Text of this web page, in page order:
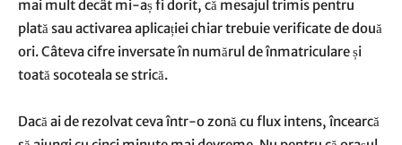
mai mult decât mi-aș fi dorit, că mesajul trimis pentru
plată sau activarea aplicației chiar trebuie verificate de două
ori. Câteva cifre inversate în numărul de înmatriculare și
toată socoteala se strică.
Dacă ai de rezolvat ceva într-o zonă cu flux intens, încearcă